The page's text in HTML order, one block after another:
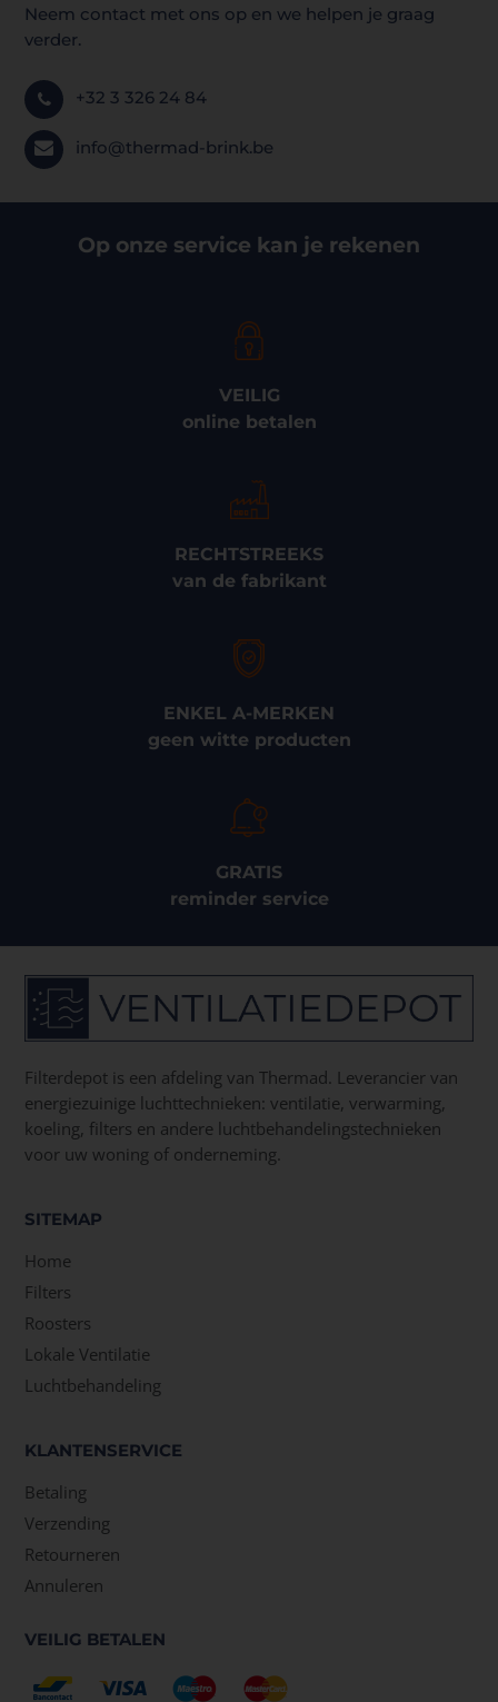
Neem contact met ons op en we helpen je graag
verder.
+32 3 326 24 84
info@thermad-brink.be
Op onze service kan je rekenen
VEILIG
online betalen
RECHTSTREEKS
van de fabrikant
ENKEL A-MERKEN
geen witte producten
GRATIS
reminder service
Filterdepot is een afdeling van Thermad. Leverancier van
energiezuinige luchttechnieken: ventilatie, verwarming,
koeling, filters en andere luchtbehandelingstechnieken
voor uw woning of onderneming.
SITEMAP
Home
Filters
Roosters
Lokale Ventilatie
Luchtbehandeling
KLANTENSERVICE
Betaling
Verzending
Retourneren
Annuleren
VEILIG BETALEN